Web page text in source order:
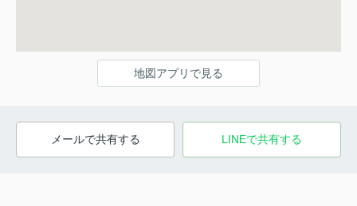
地図アプリで見る
メールで共有する LINEで共有する